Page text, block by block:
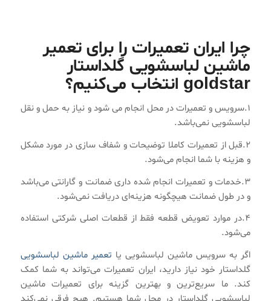
چرا ایران تعمیرات را برای تعمیر
ماشین لباسشویی گلداستار
goldstar انتخاب می‌کنیم؟
۱.سرویس و تعمیرات در محل انجام می شود و نیاز به حمل و نقل
لباسشویی نمی‌باشد.
۲.قبل از تعمیرات کاملا توضیحات و شفاف سازی در مورد مشکل
و هزینه با شما انجام می‌شود.
۳.خدمات و تعمیرات انجام شده داری ضمانت و گارانتی می‌باشد
و در طول ضمانت هیچگونه هزینه‌ای دریافت نمی‌شود.
۴.در موارد تعویض قطعه فقط از قطعات اصلی شرکتی استفاده
می‌شود.
اگر به سرویس ماشین لباسشویی یا تعمیر ماشین لباسشویی
گلداستار خود نیاز دارید، ایران تعمیرات می‌تواند به شما کمک
کند. ما سریع‌ترین و بهترین گزینه برای تعمیرات ماشین